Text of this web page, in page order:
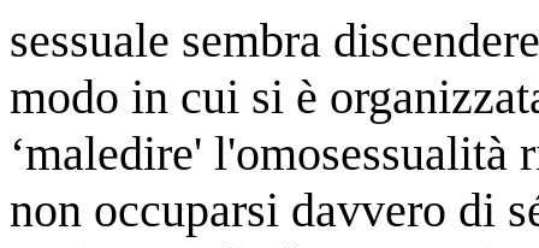
sessuale sembra
modo in cui si è
‘maledire'
non occuparsi davvero di